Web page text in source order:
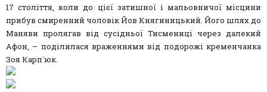
17 століття, коли до цієї затишної і мальовничої місцини
прибув смиренний чоловік Йов Княгиницький. Його шлях до
Маняви пролягав від сусідньої Тисмениці через далекий
Афон, – поділилася враженнями від подорожі кременчанка
Зоя Карп`юк.